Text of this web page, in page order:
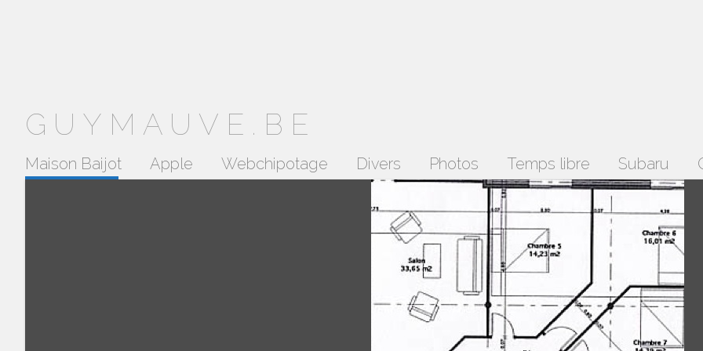
GUYMAUVE.BE
Maison Baijot Apple Webchipotage Divers Photos Temps libre Subaru